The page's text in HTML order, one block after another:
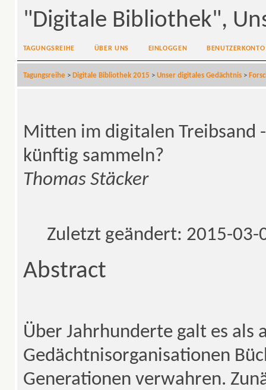
"Digitale Bibliothek",
TAGUNGSREIHE ÜBER UNS EINLOGGEN BENUTZERKONTO
Tagungsreihe> Digitale Bibliothek 2015 > Unser digitales Gedächtnis>
Mitten im digitalen Treibsand
künftig sammeln?
Thomas Stäcker
Zuletzt geändert: 2015-03-
Abstract
Über Jahrhunderte galt es als
Gedächtnisorganisationen
Generationen verwahren.